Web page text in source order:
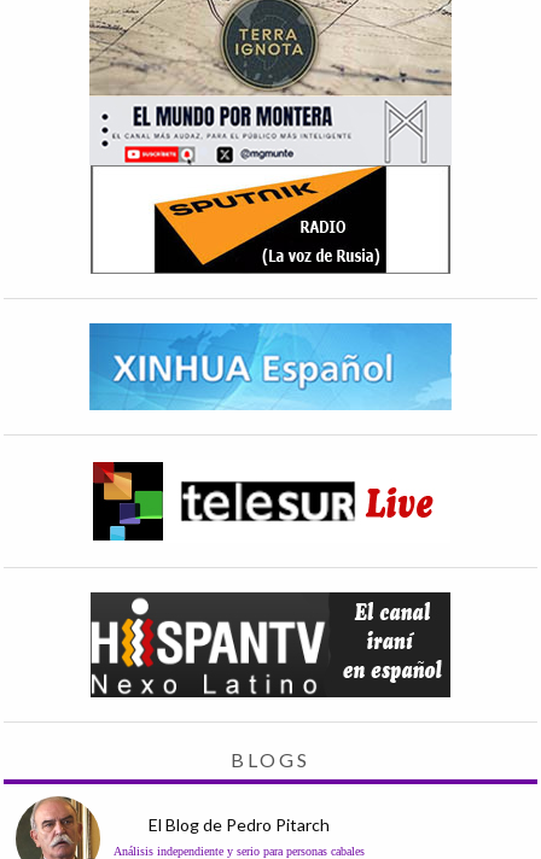
BLOGS
El Blog de Pedro Pitarch
Análisis independiente y serio para personas cabales